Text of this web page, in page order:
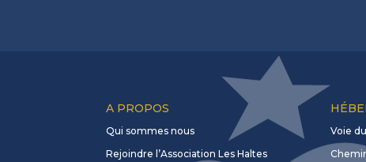
A PROPOS
Qui sommes nous
Rejoindre l’Association Les Haltes
Voie